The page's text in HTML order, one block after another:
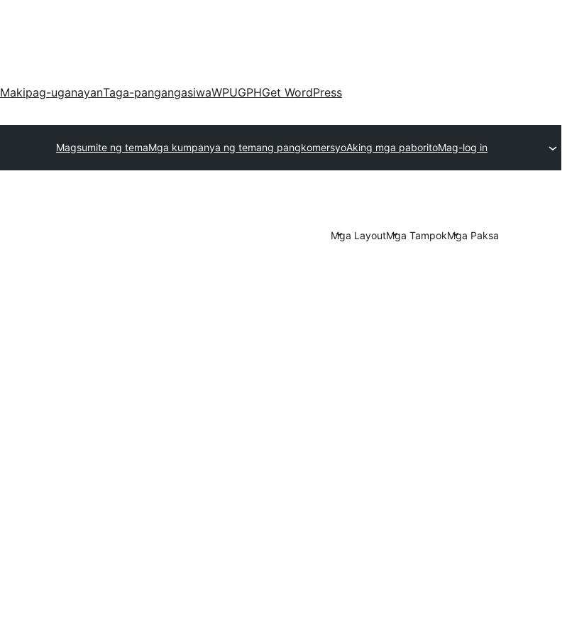
Makipag-uganayanTaga-pangangasiwaWPUGPHGet WordPress
Magsumite ng temaMga kumpanya ng temang pangkomersyoAking mga paboritoMag-log in
Mga LayoutMga TampokMga Paksa